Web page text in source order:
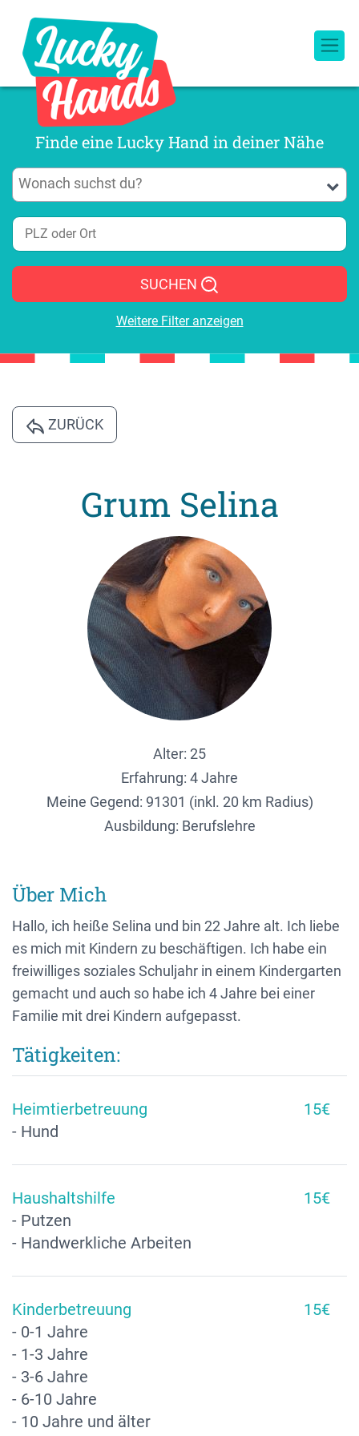
Finde eine Lucky Hand in deiner Nähe
SUCHEN
Weitere Filter anzeigen
ZURÜCK
Grum Selina
Alter: 25
Erfahrung: 4 Jahre
Meine Gegend: 91301 (inkl. 20 km Radius)
Ausbildung: Berufslehre
Über Mich
Hallo, ich heiße Selina und bin 22 Jahre alt. Ich liebe
es mich mit Kindern zu beschäftigen. Ich habe ein
freiwilliges soziales Schuljahr in einem Kindergarten
gemacht und auch so habe ich 4 Jahre bei einer
Familie mit drei Kindern aufgepasst.
Tätigkeiten:
Heimtierbetreuung
- Hund
15€
Haushaltshilfe
- Putzen
- Handwerkliche Arbeiten
15€
Kinderbetreuung
- 0-1 Jahre
- 1-3 Jahre
- 3-6 Jahre
- 6-10 Jahre
- 10 Jahre und älter
15€